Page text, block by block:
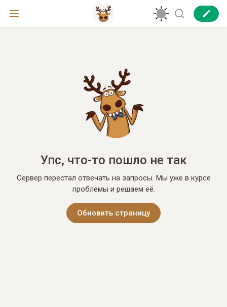
Упс, что-то пошло не так
Сервер перестал отвечать на запросы. Мы уже в курсе
проблемы и решаем её.
Обновить страницу